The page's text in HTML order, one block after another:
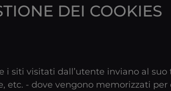
DEI COOKIES
i siti visitati dall’utente inviano al
etc. - dove vengono memorizzati per